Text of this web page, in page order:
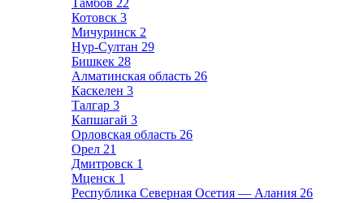
Тамбов 22
Котовск 3
Мичуринск 2
Нур-Султан 29
Бишкек 28
Алматинская область 26
Каскелен 3
Талгар 3
Капшагай 3
Орловская область 26
Орел 21
Дмитровск 1
Мценск 1
Республика Северная Осетия — Алания 26